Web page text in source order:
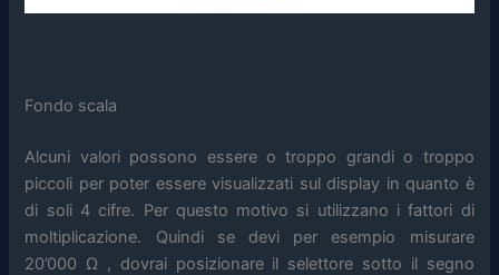
Fondo scala
Alcuni valori possono essere o troppo grandi o troppo
piccoli per poter essere visualizzati sul display in quanto è
di soli 4 cifre. Per questo motivo si utilizzano i fattori di
moltiplicazione. Quindi se devi per esempio misurare
20’000 Ω , dovrai posizionare il selettore sotto il segno